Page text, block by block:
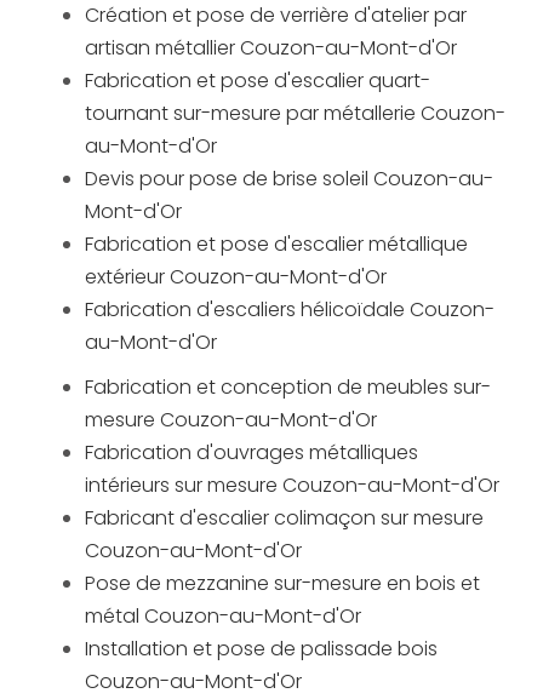
Création et pose de verrière d'atelier par
artisan métallier Couzon-au-Mont-d'Or
Fabrication et pose d'escalier quart-
tournant sur-mesure par métallerie Couzon-
au-Mont-d'Or
Devis pour pose de brise soleil Couzon-au-
Mont-d'Or
Fabrication et pose d'escalier métallique
extérieur Couzon-au-Mont-d'Or
Fabrication d'escaliers hélicoïdale Couzon-
au-Mont-d'Or
Fabrication et conception de meubles sur-
mesure Couzon-au-Mont-d'Or
Fabrication d'ouvrages métalliques
intérieurs sur mesure Couzon-au-Mont-d'Or
Fabricant d'escalier colimaçon sur mesure
Couzon-au-Mont-d'Or
Pose de mezzanine sur-mesure en bois et
métal Couzon-au-Mont-d'Or
Installation et pose de palissade bois
Couzon-au-Mont-d'Or